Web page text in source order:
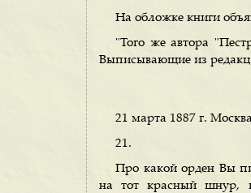
На обложке книги
"Того же автора
Выписывающие из
21 марта 1887 г.
21.
Про какой орден Вы
на тот красный шнур,